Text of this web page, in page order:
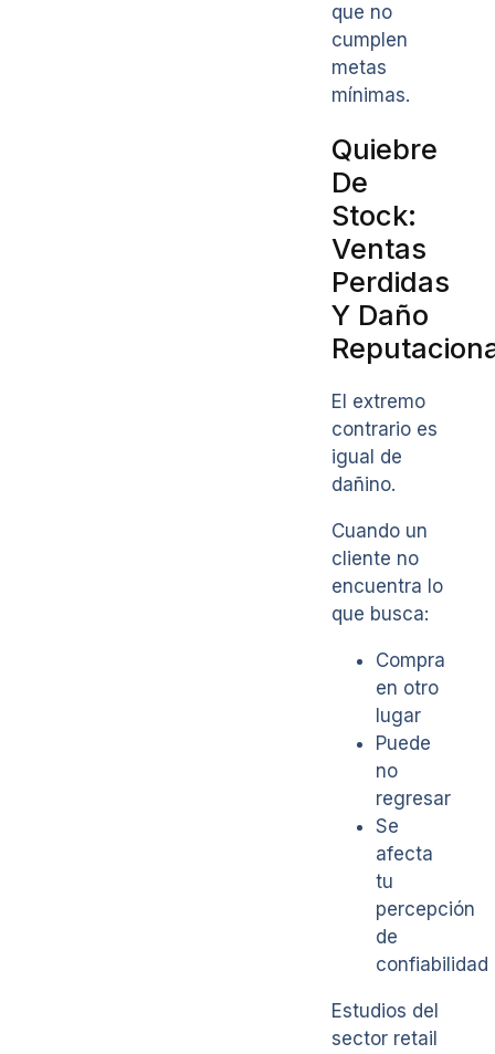
que no
cumplen
metas
mínimas.
Quiebre
De
Stock:
Ventas
Perdidas
Y Daño
El extremo
contrario es
igual de
dañino.
Cuando un
cliente no
encuentra lo
que busca:
Compra
en otro
lugar
Puede
no
regresar
Se
afecta
tu
percepción
de
confiabilidad
Estudios del
sector retail